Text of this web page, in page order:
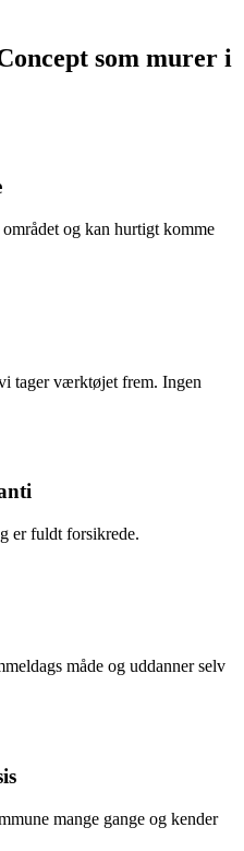
som murer i
og kan hurtigt komme
tager værktøjet frem. Ingen
er fuldt forsikrede.
måde og uddanner selv
mange gange og kender